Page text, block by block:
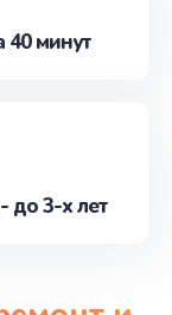
40 минут
до 3-х лет